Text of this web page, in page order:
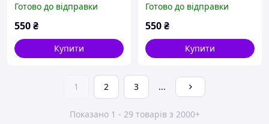
Готово до відправки
550₴
Купити
Готово до відправки
550₴
Купити
1 2 3 ...
Показано 1 - 29 товарів з 2000+